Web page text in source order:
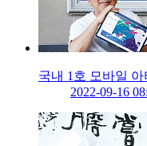
국내 1호 모바일
2022-09-16